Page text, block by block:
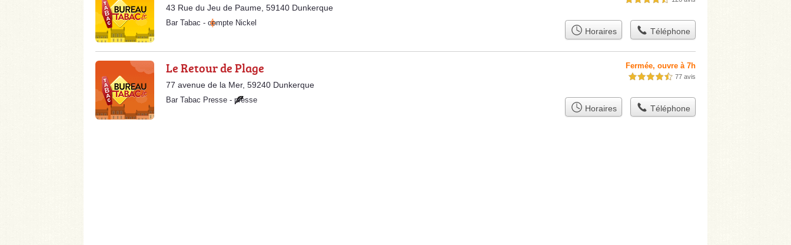
43 Rue du Jeu de Paume, 59140 Dunkerque
Bar Tabac - compte Nickel
Horaires Téléphone
Le Retour de Plage
77 avenue de la Mer, 59240 Dunkerque
Fermée, ouvre à 7h
4,5 étoiles sur 5 77 avis
Bar Tabac Presse - presse
Horaires Téléphone